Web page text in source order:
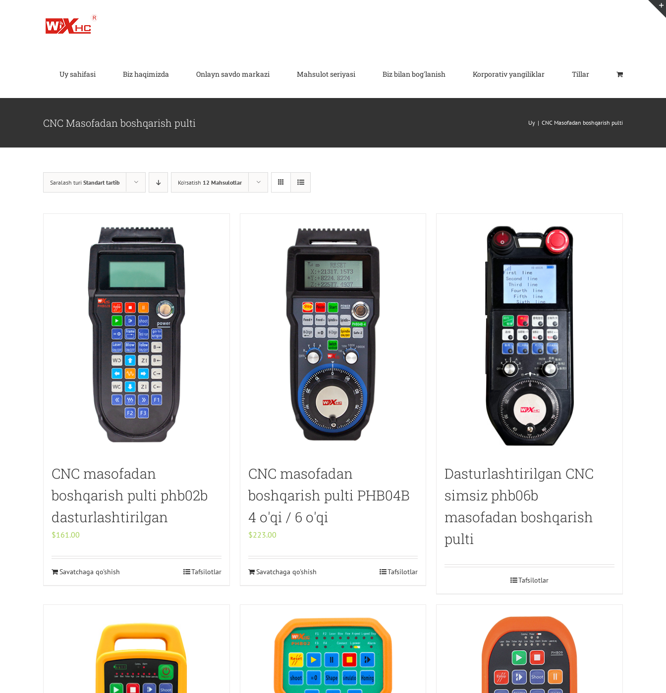
Uy sahifasi Biz haqimizda Onlayn savdo markazi Mahsulot seriyasi Biz bilan bog'lanish Korporativ yangiliklar Tillar
CNC Masofadan boshqarish pulti Uy CNC Masofadan boshqarish pulti
Saralash turi Standart tartib Ko'rsatish 12 Mahsulotlar
CNC masofadan
boshqarish pulti phb02b
dasturlashtirilgan
$161.00
Savatchaga qo'shish Tafsilotlar
CNC masofadan
boshqarish pulti PHB04B
4 o'qi / 6 o'qi
$223.00
Savatchaga qo'shish Tafsilotlar
Dasturlashtirilgan CNC
simsiz phb06b
masofadan boshqarish
pulti
Tafsilotlar